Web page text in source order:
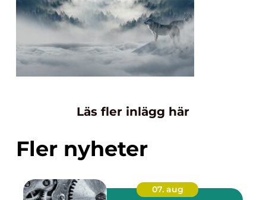
Läs fler inlägg här
Fler nyheter
07. aug